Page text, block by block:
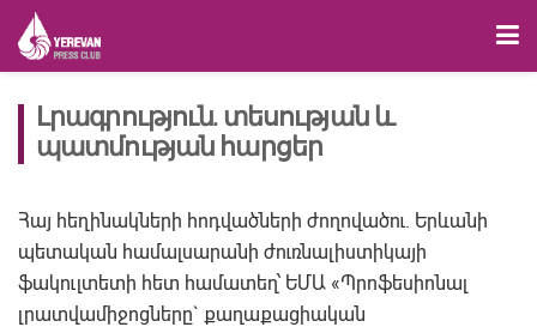
Լրագրություն. տեսության և
պատմության հարցեր
Հայ հեղինակների հոդվածների ժողովածու. Երևանի
պետական համալսարանի ժուռնալիստիկայի
ֆակուլտետի հետ համատեղ՝ ԵՄԱ «Պրոֆեսիոնալ
լրատվամիջոցները` քաղաքացիական